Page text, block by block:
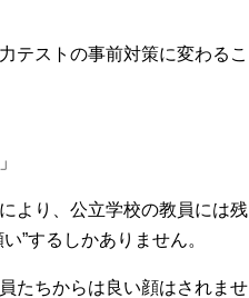
テストの事前対策に変わるこ
より、公立学校の教員には残
”するしかありません。
たちからは良い顔はされませ